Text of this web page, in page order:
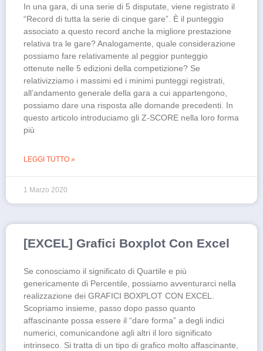
In una gara, di una serie di 5 disputate, viene registrato il
“Record di tutta la serie di cinque gare”. È il punteggio
associato a questo record anche la migliore prestazione
relativa tra le gare? Analogamente, quale considerazione
possiamo fare relativamente al peggior punteggio
ottenute nelle 5 edizioni della competizione? Se
relativizziamo i massimi ed i minimi punteggi registrati,
all’andamento generale della gara a cui appartengono,
possiamo dare una risposta alle domande precedenti. In
questo articolo introduciamo gli Z-SCORE nella loro forma
più
LEGGI TUTTO »
1 Marzo 2020
[EXCEL] Grafici Boxplot Con Excel
Se conosciamo il significato di Quartile e più
genericamente di Percentile, possiamo avventurarci nella
realizzazione dei GRAFICI BOXPLOT CON EXCEL.
Scopriamo insieme, passo dopo passo quanto
affascinante possa essere il “dare forma” a degli indici
numerici, comunicandone agli altri il loro significato
intrinseco. Si tratta di un tipo di grafico molto affascinante,